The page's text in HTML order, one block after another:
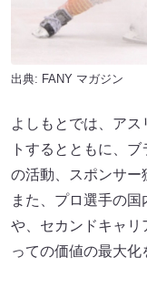
出典: FANY マガジン
よしもとでは、ア
トするとともに、
の活動、スポンサー
また、プロ選手の
や、セカンドキャリ
っての価値の最大化